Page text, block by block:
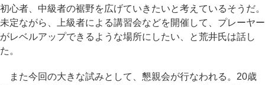
初心者、中級者の裾野を広げていきたいと考えているそうだ。
未定ながら、上級者による講習会などを開催して、プレーヤー
がレベルアップできるような場所にしたい、と荒井氏は話し
た。
また今回の大きな試みとして、懇親会が行なわれる。20歳